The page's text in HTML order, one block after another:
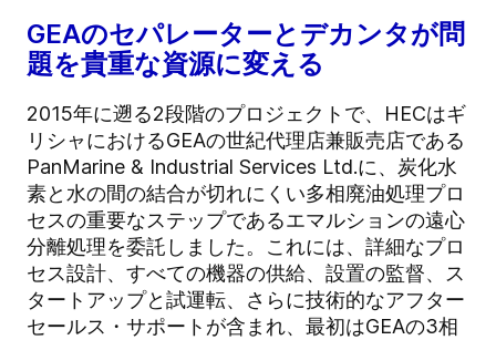
GEAのセパレーターとデカンタが問
題を貴重な資源に変える
2015年に遡る2段階のプロジェクトで、HECはギ
リシャにおけるGEAの世紀代理店兼販売店である
PanMarine & Industrial Services Ltd.に、炭化水
素と水の間の結合が切れにくい多相廃油処理プロ
セスの重要なステップであるエマルションの遠心
分離処理を委託しました。これには、詳細なプロ
セス設計、すべての機器の供給、設置の監督、ス
タートアップと試運転、さらに技術的なアフター
セールス・サポートが含まれ、最初はGEAの3相